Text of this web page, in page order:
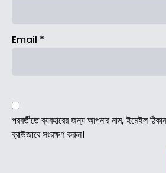
Email *
পরবর্তীতে ব্যবহারের জন্য আপনার নাম, ইমেইল
ব্রাউজারে সংরক্ষণ করুন।